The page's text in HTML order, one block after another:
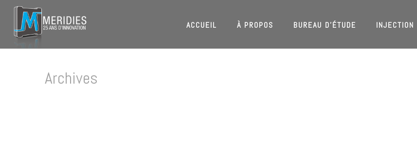
ACCUEIL À PROPOS BUREAU D’ÉTUDE INJECTION
Archives